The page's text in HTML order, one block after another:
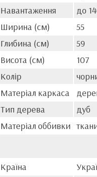
Навантаження
до
Ширина (см)
55
Глибина (см)
59
Висота (см)
107
Колір
Матеріал каркаса
Тип дерева
дуб
Матеріал оббивки
Країна